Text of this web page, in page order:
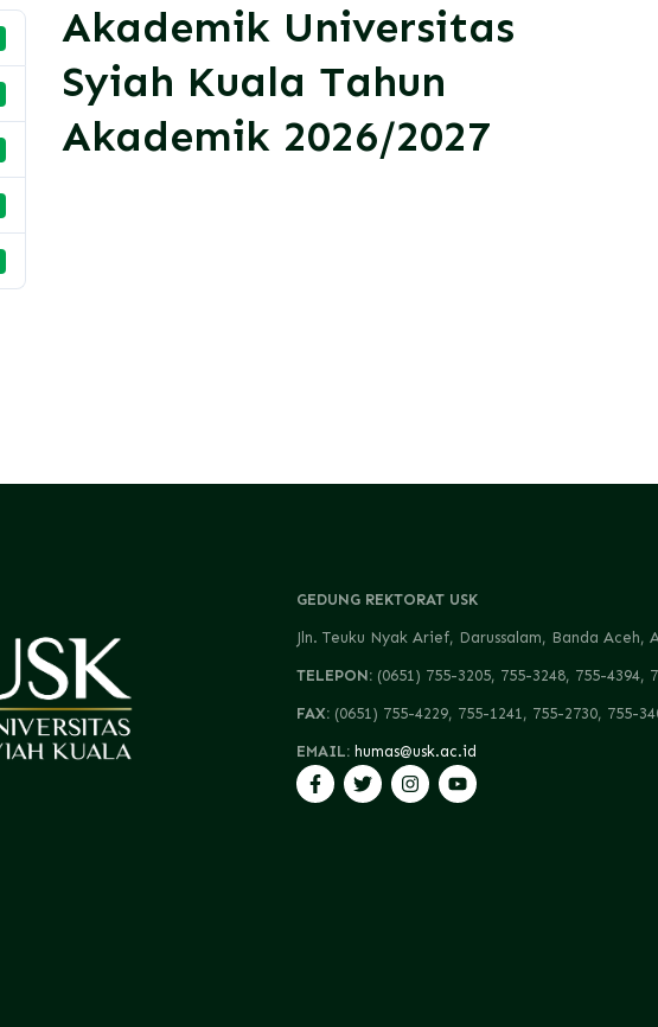
Akademik Universitas
Syiah Kuala Tahun
Akademik 2026/2027
GEDUNG REKTORAT USK
Jln. Teuku Nyak Arief, Darussalam, Banda Aceh,
TELEPON: (0651) 755-3205, 755-3248, 755-4394,
FAX: (0651) 755-4229, 755-1241, 755-2730, 755-
EMAIL: humas@usk.ac.id